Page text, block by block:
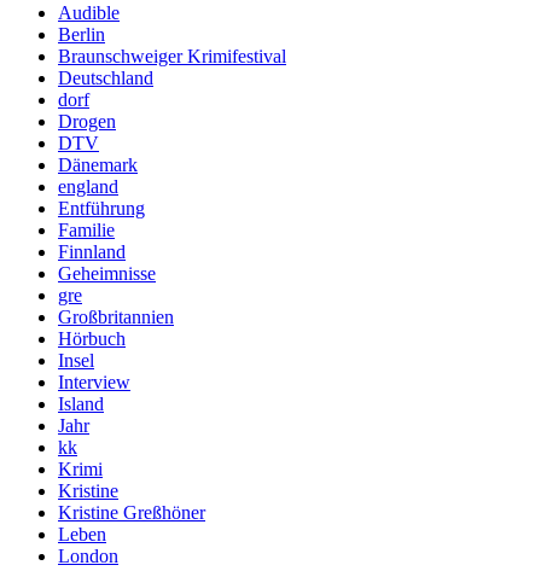
Audible
Berlin
Braunschweiger Krimifestival
Deutschland
dorf
Drogen
DTV
Dänemark
england
Entführung
Familie
Finnland
Geheimnisse
gre
Großbritannien
Hörbuch
Insel
Interview
Island
Jahr
kk
Krimi
Kristine
Kristine Greßhöner
Leben
London